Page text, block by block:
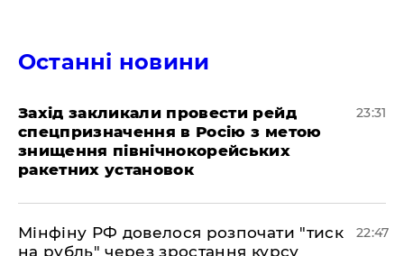
Останні новини
​Захід закликали провести рейд
спецпризначення в Росію з метою
знищення північнокорейських
ракетних установок
23:31
​Мінфіну РФ довелося розпочати "тиск
на рубль" через зростання курсу
22:47